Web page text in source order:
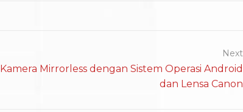
Next
Kamera Mirrorless dengan Sistem Operasi Android
dan Lensa Canon